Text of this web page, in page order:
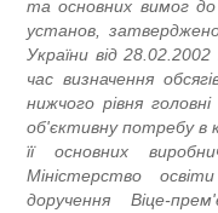
та основних вимог
установ,
України від
час визначення
нижчого рівня
об'єктивну потребу в
її основних
Міністерство
доручення Віце-